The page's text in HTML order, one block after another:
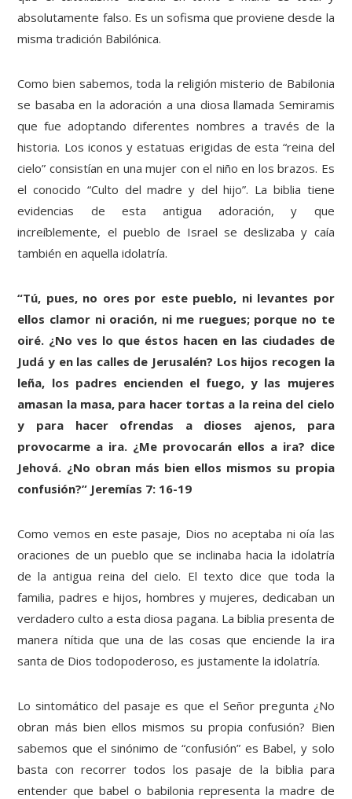
absolutamente falso. Es un sofisma que proviene desde la
misma tradición Babilónica.
Como bien sabemos, toda la religión misterio de Babilonia
se basaba en la adoración a una diosa llamada Semiramis
que fue adoptando diferentes nombres a través de la
historia. Los iconos y estatuas erigidas de esta “reina del
cielo” consistían en una mujer con el niño en los brazos. Es
el conocido “Culto del madre y del hijo”. La biblia tiene
evidencias de esta antigua adoración, y que
increíblemente, el pueblo de Israel se deslizaba y caía
también en aquella idolatría.
“Tú, pues, no ores por este pueblo, ni levantes por
ellos clamor ni oración, ni me ruegues; porque no te
oiré. ¿No ves lo que éstos hacen en las ciudades de
Judá y en las calles de Jerusalén? Los hijos recogen la
leña, los padres encienden el fuego, y las mujeres
amasan la masa, para hacer tortas a la reina del cielo
y para hacer ofrendas a dioses ajenos, para
provocarme a ira. ¿Me provocarán ellos a ira? dice
Jehová. ¿No obran más bien ellos mismos su propia
confusión?” Jeremías 7: 16-19
Como vemos en este pasaje, Dios no aceptaba ni oía las
oraciones de un pueblo que se inclinaba hacia la idolatría
de la antigua reina del cielo. El texto dice que toda la
familia, padres e hijos, hombres y mujeres, dedicaban un
verdadero culto a esta diosa pagana. La biblia presenta de
manera nítida que una de las cosas que enciende la ira
santa de Dios todopoderoso, es justamente la idolatría.
Lo sintomático del pasaje es que el Señor pregunta ¿No
obran más bien ellos mismos su propia confusión? Bien
sabemos que el sinónimo de “confusión” es Babel, y solo
basta con recorrer todos los pasaje de la biblia para
entender que babel o babilonia representa la madre de